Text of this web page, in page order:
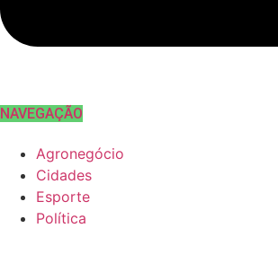
NAVEGAÇÃO
Agronegócio
Cidades
Esporte
Política